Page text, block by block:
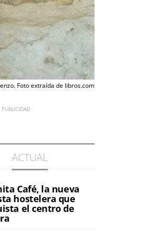
Foto extraída de libros.com
ACTUAL
Café, la nueva
hostelera que
el centro de